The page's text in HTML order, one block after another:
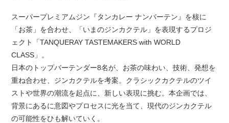
スーパープレミアムジン『タンカレー ナンバーテン』を核に
「お茶」を合わせ、「いまのジンカクテル」を表現するプロジ
ェクト「TANQUERAY TASTEMAKERS with WORLD
CLASS」。
日本のトップバーテンダー8名が、お茶の味わい、技術、発想を
重ね合わせ、ジンカクテルを考案。クラシックカクテルのツイ
ストや世界の潮流を起点に、新しい表現に挑む。本企画では、
背景にあるに意図やプロセスに光を当て、現代のジンカクテル
の可能性をひも解いていく。